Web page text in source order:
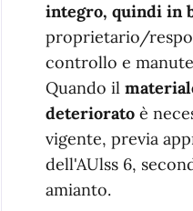
integro, quindi in
proprietario/
controllo e
Quando il
deterioratoè
vigente, previa
dell'AUlss 6,
amianto.